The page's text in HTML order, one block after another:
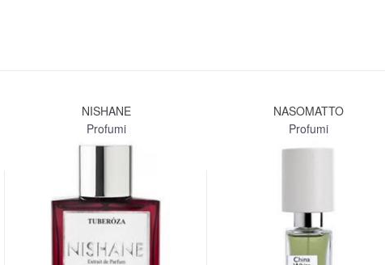
NISHANE
Profumi
NASOMATTO
Profumi